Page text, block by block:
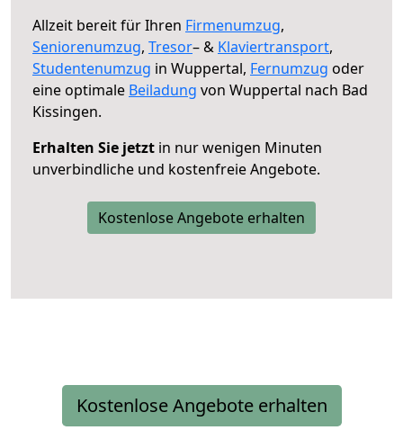
Allzeit bereit für Ihren Firmenumzug,
Seniorenumzug, Tresor– & Klaviertransport,
Studentenumzug in Wuppertal, Fernumzug oder
eine optimale Beiladung von Wuppertal nach Bad
Kissingen.
Erhalten Sie jetzt in nur wenigen Minuten
unverbindliche und kostenfreie Angebote.
Kostenlose Angebote erhalten
Kostenlose Angebote erhalten